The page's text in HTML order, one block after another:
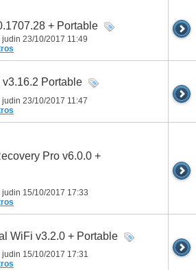
+ Portable
23/10/2017 11:49
v3.16.2 Portable
23/10/2017 11:47
Pro v6.0.0 +
15/10/2017 17:33
WiFi v3.2.0 + Portable
15/10/2017 17:31